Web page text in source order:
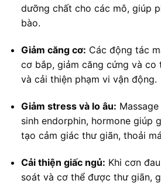
dưỡng chất cho các mô, giúp
bào.
Giảm căng cơ: Các động tác
cơ bắp, giảm căng cứng và co
và cải thiện phạm vi vận động.
Giảm stress và lo âu:
sinh endorphin, hormone giúp
tạo cảm giác thư giãn, thoải
Cải thiện giấc ngủ: Khi cơn
soát và cơ thể được thư giãn,